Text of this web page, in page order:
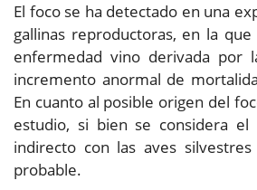
El foco se ha detectado en una
gallinas reproductoras, en la
enfermedad vino derivada por
incremento anormal de
En cuanto al posible origen del
estudio, si bien se considera
indirecto con las aves
probable.